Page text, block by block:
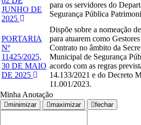
JUNHO DE
2025
para os servidores do
Segurança Pública
PORTARIA
Nº
11425/2025,
30 DE MAIO
DE 2025
Dispõe sobre a nomeação
para atuarem como
Contrato no âmbito da
Municipal de Segurança
acordo com as regras
14.133/2021 e do Decreto
11.001/2023.
Minha Anotação
minimizar maximizar fechar